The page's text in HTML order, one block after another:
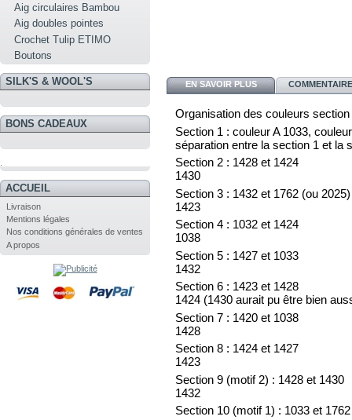
Aig circulaires Bambou
Aig doubles pointes
Crochet Tulip ETIMO
Boutons
SILK'S & WOOL'S
BONS CADEAUX
ACCUEIL
Livraison
Mentions légales
Nos conditions générales de ventes
A propos
EN SAVOIR PLUS
Organisation des couleurs
Section 1 : couleur A 1033,
séparation entre la section 1 et la
Section 2 : 1428 et 1424
1430
Section 3 : 1432 et 1762 (ou 2025)
1423
Section 4 : 1032 et 1424
1038
Section 5 : 1427 et 1033
1432
Section 6 : 1423 et 1428
1424 (1430 aurait pu être bien
Section 7 : 1420 et 1038
1428
Section 8 : 1424 et 1427
1423
Section 9 (motif 2) : 1428 et 1430
1432
Section 10 (motif 1) : 1033 et